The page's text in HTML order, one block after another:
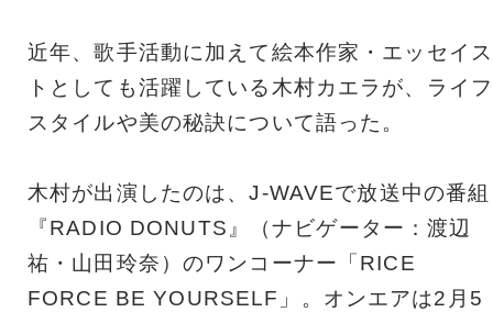
近年、歌手活動に加えて絵本作家・エッセイス
トとしても活躍している木村カエラが、ライフ
スタイルや美の秘訣について語った。
木村が出演したのは、J-WAVEで放送中の番組
『RADIO DONUTS』（ナビゲーター：渡辺
祐・山田玲奈）のワンコーナー「RICE
FORCE BE YOURSELF」。オンエアは2月5